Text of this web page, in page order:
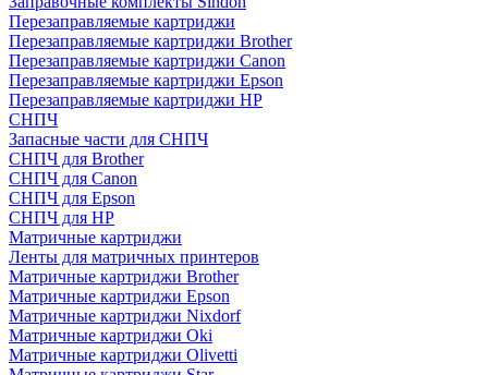
Перезаправляемые картриджи
Перезаправляемые картриджи Brother
Перезаправляемые картриджи Canon
Перезаправляемые картриджи Epson
Перезаправляемые картриджи HP
СНПЧ
Запасные части для СНПЧ
СНПЧ для Brother
СНПЧ для Canon
СНПЧ для Epson
СНПЧ для HP
Матричные картриджи
Ленты для матричных принтеров
Матричные картриджи Brother
Матричные картриджи Epson
Матричные картриджи Nixdorf
Матричные картриджи Oki
Матричные картриджи Olivetti